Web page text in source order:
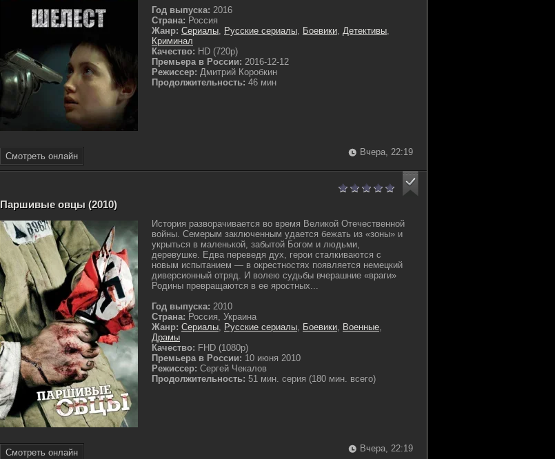
Год выпуска: 2016
Страна: Россия
Жанр: Сериалы, Русские сериалы, Боевики, Детективы,
Криминал
Качество: HD (720p)
Премьера в России: 2016-12-12
Режиссер: Дмитрий Коробкин
Продолжительность: 46 мин
Смотреть онлайн Вчера, 22:19
Паршивые овцы (2010)
История разворачивается во время Великой Отечественной
войны. Семерым заключенным удается бежать из «зоны» и
укрыться в маленькой, забытой Богом и людьми,
деревушке. Едва переведя дух, герои сталкиваются с
новым испытанием — в окрестностях появляется немецкий
диверсионный отряд. И волею судьбы вчерашние «враги»
Родины превращаются в ее яростных...
Год выпуска: 2010
Страна: Россия, Украина
Жанр: Сериалы, Русские сериалы, Боевики, Военные,
Драмы
Качество: FHD (1080p)
Премьера в России: 10 июня 2010
Режиссер: Сергей Чекалов
Продолжительность: 51 мин. серия (180 мин. всего)
Смотреть онлайн Вчера, 22:19